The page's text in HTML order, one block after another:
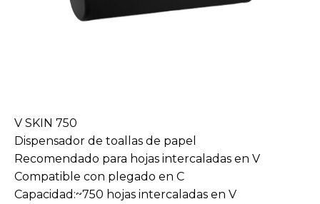
V SKIN 750
Dispensador de toallas de papel
Recomendado para hojas intercaladas en V
Compatible con plegado en C
Capacidad:~750 hojas intercaladas en V